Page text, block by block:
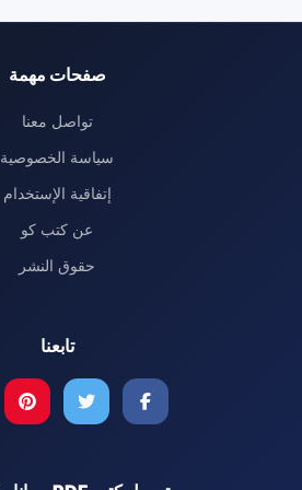
صفحات مهمة
تواصل معنا
سياسة الخصوصية
إتفاقية الإستخدام
عن كتب كو
حقوق النشر
تابعنا